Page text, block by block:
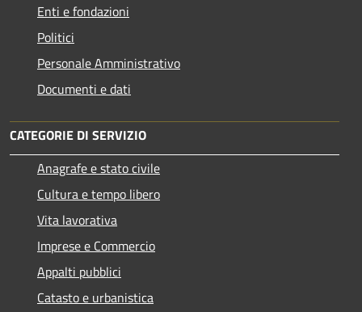
Enti e fondazioni
Politici
Personale Amministrativo
Documenti e dati
CATEGORIE DI SERVIZIO
Anagrafe e stato civile
Cultura e tempo libero
Vita lavorativa
Imprese e Commercio
Appalti pubblici
Catasto e urbanistica